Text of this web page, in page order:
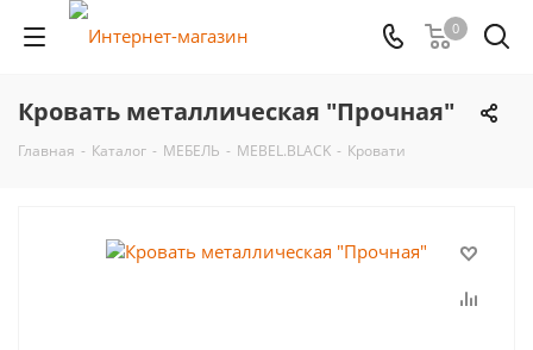
0
Кровать металлическая "Прочная"
Главная - Каталог - МЕБЕЛЬ - MEBEL.BLACK - Кровати